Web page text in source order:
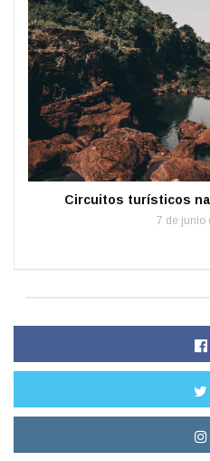
Circuitos turísticos
7 de junio